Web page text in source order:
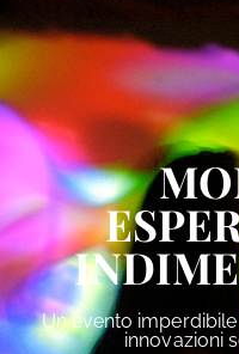
Un evento
innovazioni